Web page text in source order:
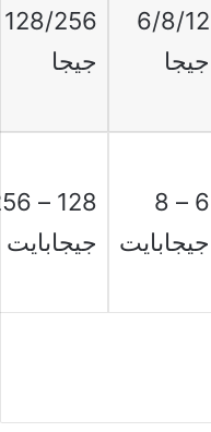
6/8/12
جيجا
128/256
جيجا
6 – 8
جيجابايت
– 256
جيجابايت